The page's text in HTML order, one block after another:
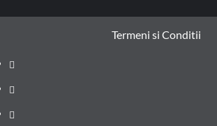
Termeni si Conditii
Prima
pagină
Știri
de
Administrație